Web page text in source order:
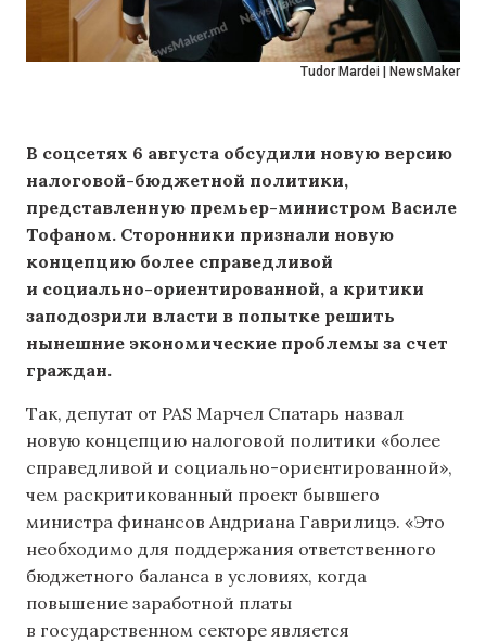
Tudor Mardei | NewsMaker
В соцсетях 6 августа обсудили новую версию
налоговой-бюджетной политики,
представленную премьер-министром Василе
Тофаном. Сторонники признали новую
концепцию более справедливой
и социально-ориентированной, а критики
заподозрили власти в попытке решить
нынешние экономические проблемы за счет
граждан.
Так, депутат от PAS Марчел Спатарь назвал
новую концепцию налоговой политики «более
справедливой и социально-ориентированной»,
чем раскритикованный проект бывшего
министра финансов Андриана Гаврилицэ. «Это
необходимо для поддержания ответственного
бюджетного баланса в условиях, когда
повышение заработной платы
в государственном секторе является